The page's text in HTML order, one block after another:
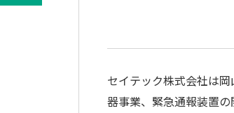
セイテック株式会社は
器事業、緊急通報装置